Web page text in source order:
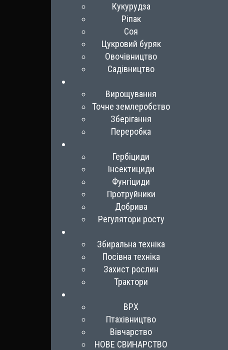
Кукурудза
Ріпак
Соя
Цукровий буряк
Овочівництво
Садівництво
Вирощування
Точне землеробство
Зберігання
Переробка
Гербіциди
Інсектициди
Фунгіциди
Протруйники
Добрива
Регулятори росту
Збиральна техніка
Посівна техніка
Захист рослин
Трактори
ВРХ
Птахівництво
Вівчарство
НОВЕ СВИНАРСТВО